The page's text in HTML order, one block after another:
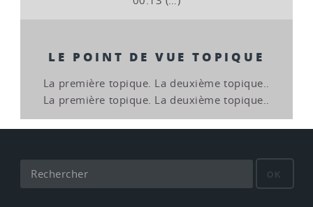
LE POINT DE VUE TOPIQUE
La première topique. La deuxième topique..
La première topique. La deuxième topique..
OK